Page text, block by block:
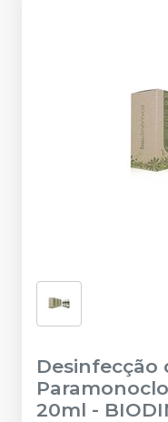
Desinfecção
20ml -